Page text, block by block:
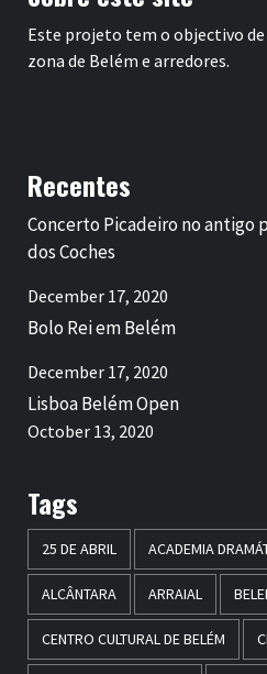
Este projeto tem o objectivo
zona de Belém e arredores.
Recentes
Concerto Picadeiro no antigo
dos Coches
December 17, 2020
Bolo Rei em Belém
December 17, 2020
Lisboa Belém Open
October 13, 2020
Tags
25 DE ABRIL ACADEMIA
ALCÂNTARA ARRAIAL
CENTRO CULTURAL DE BELÉM